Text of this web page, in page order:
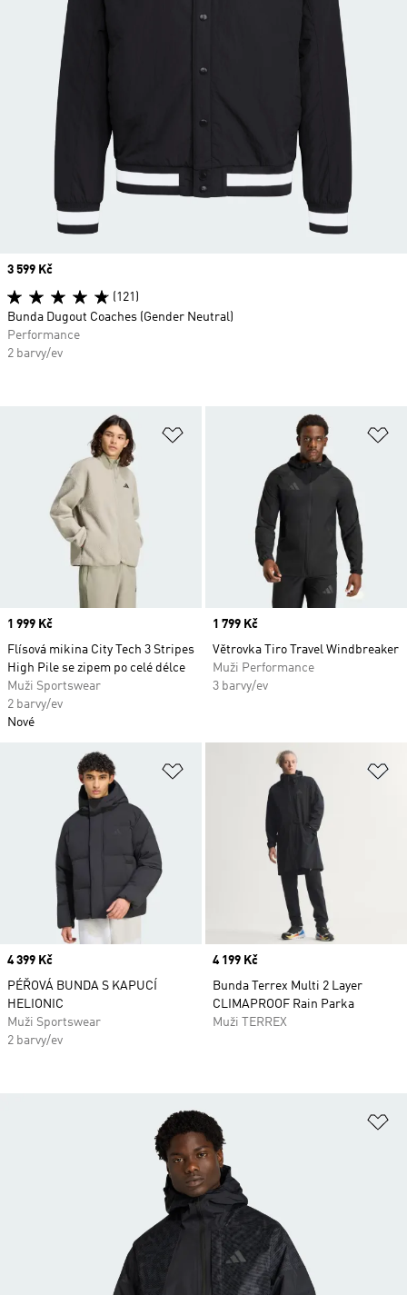
Přidat do seznamu přání
Price
1 999 Kč
Flísová mikina City Tech 3 Stripes
High Pile se zipem po celé délce
Muži Sportswear
2 barvy/ev
Nové
Price
1 799 Kč
Větrovka Tiro Travel Windbreaker
Muži Performance
3 barvy/ev
Přidat do seznamu přání
Price
4 399 Kč
PÉŘOVÁ BUNDA S KAPUCÍ
HELIONIC
Muži Sportswear
2 barvy/ev
Price
4 199 Kč
Bunda Terrex Multi 2 Layer
CLIMAPROOF Rain Parka
Muži TERREX
Price
3 599 Kč
(121)
Bunda Dugout Coaches (Gender Neutral)
Performance
2 barvy/ev